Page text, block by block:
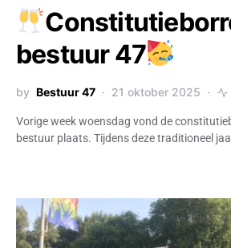
bestuur 47
by Bestuur 47 21 oktober 2025
Vorige week woensdag vond de
bestuur plaats. Tijdens deze traditioneel